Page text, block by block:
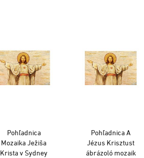
Pohľadnica
Mozaika Ježiša
Krista v Sydney
Pohľadnica A
Jézus Krisztust
ábrázoló mozaik